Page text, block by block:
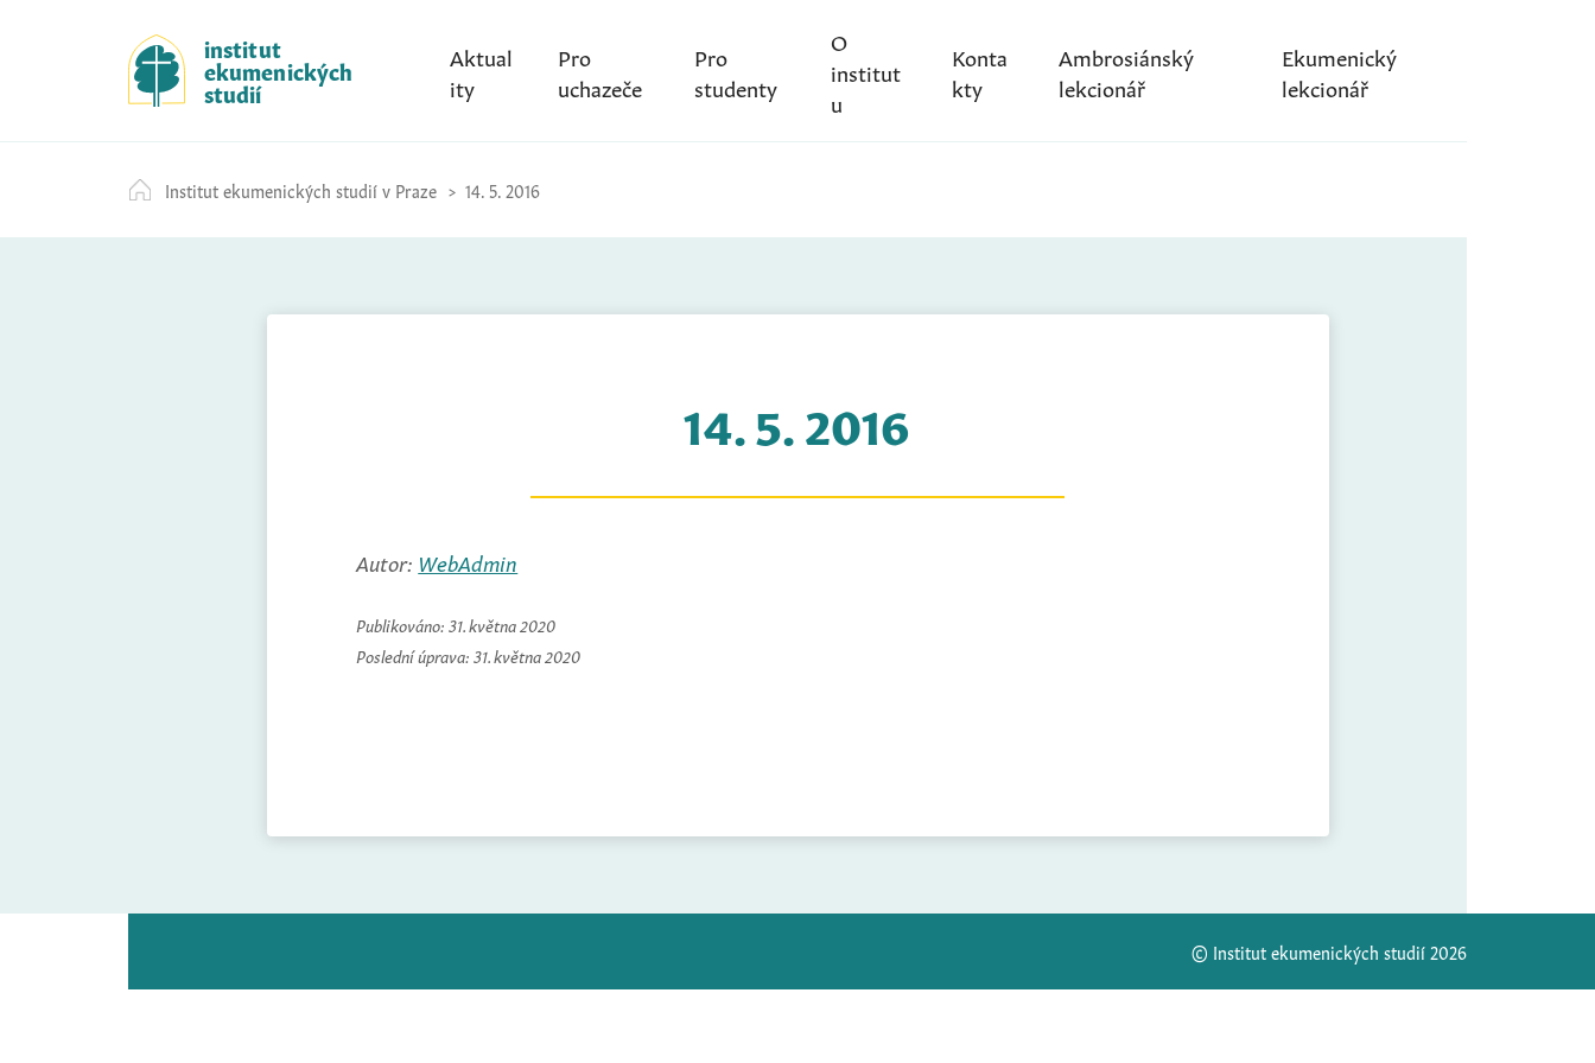
k
i
p
t
c
o
institut
ekumenických
studií
Aktual
ity
Pro
uchazeče
Pro
studenty
O
institut
u
Konta
kty
Ambrosiánský
lekcionář
Ekumenický
lekcionář
Institut ekumenických studií v Praze 14. 5. 2016
14. 5. 2016
Autor: WebAdmin
Publikováno: 31. května 2020
Poslední úprava: 31. května 2020
© Institut ekumenických studií 2026